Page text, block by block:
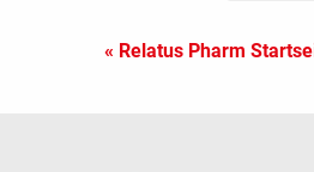
« Relatus Pharm